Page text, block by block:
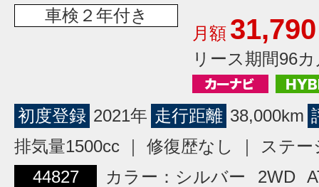
車検２年付き
月額 31,790
リース期間96
初度登録 2021年 走行距離 38,000km
排気量1500cc ｜ 修復歴なし ｜ ステ
44827
カラー：シルバー 2WD